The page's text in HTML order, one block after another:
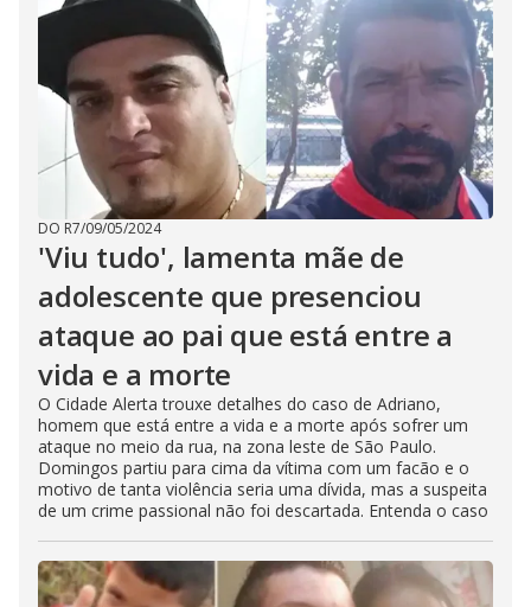
DO R7/09/05/2024
'Viu tudo', lamenta mãe de
adolescente que presenciou
ataque ao pai que está entre a
vida e a morte
O Cidade Alerta trouxe detalhes do caso de Adriano,
homem que está entre a vida e a morte após sofrer um
ataque no meio da rua, na zona leste de São Paulo.
Domingos partiu para cima da vítima com um facão e o
motivo de tanta violência seria uma dívida, mas a suspeita
de um crime passional não foi descartada. Entenda o caso